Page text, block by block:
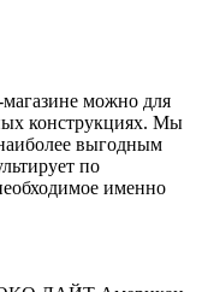
магазине можно для
конструкциях. Мы
выгодным
по
именно